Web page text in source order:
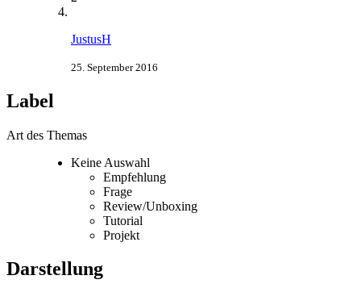
JustusH
25. September 2016
Label
Art des Themas
Keine Auswahl
Empfehlung
Frage
Review/Unboxing
Tutorial
Projekt
Darstellung